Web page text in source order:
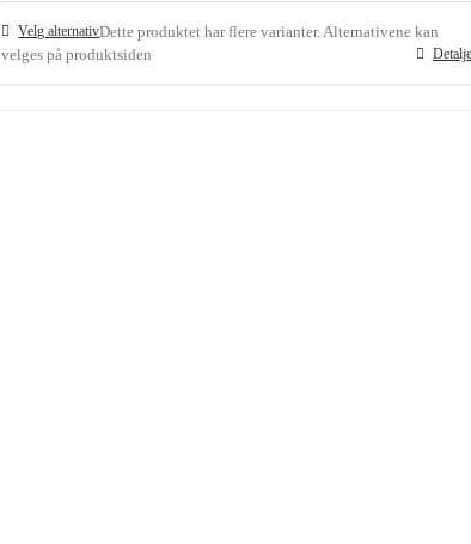
Velg alternativDette produktet har flere varianter. Alternativene kan
velges på produktsiden